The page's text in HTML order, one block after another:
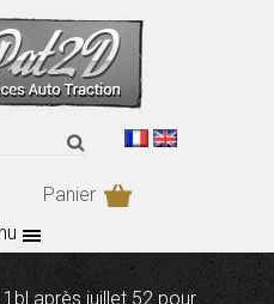
Panier
après juillet 52 pour